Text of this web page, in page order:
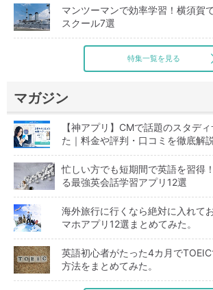
マンツーマンで効率学習！横須賀
スクール7選
特集一覧を見る
マガジン
【神アプリ】CMで話題のスタデ
た｜料金や評判・口コミを徹底解説
忙しい方でも短期間で英語を習得
る最強英会話学習アプリ12選
海外旅行に行くなら絶対に入れて
マホアプリ12選まとめてみた。
英語初心者がたった4カ月で
方法をまとめてみた。